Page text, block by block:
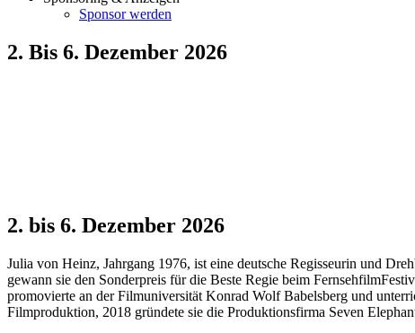
Sponsor werden
2. Bis 6. Dezember 2026
2. bis 6. Dezember 2026
Julia von Heinz, Jahrgang 1976, ist eine deutsche Regisseurin und
gewann sie den Sonderpreis für die Beste Regie beim
promovierte an der Filmuniversität Konrad Wolf Babelsberg und
Filmproduktion, 2018 gründete sie die Produktionsfirma Seven